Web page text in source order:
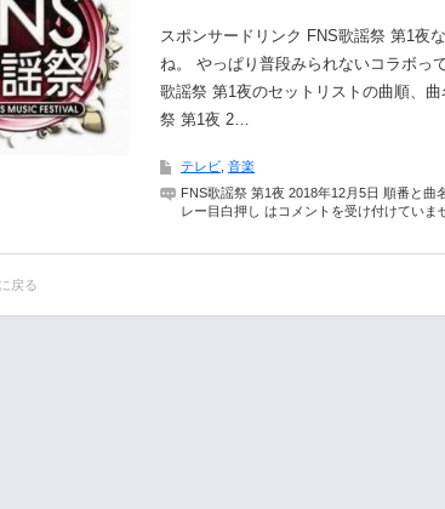
スポンサードリンク FNS歌謡祭 第1夜
ね。 やっぱり普段みられないコラボっ
歌謡祭 第1夜のセットリストの曲順、
祭 第1夜 2…
テレビ 音楽
FNS歌謡祭 第1夜 2018年12月5日 順番と曲
レー目白押し は コメントを受け付けていま
戻る